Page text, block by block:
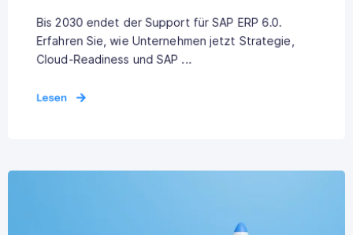
Bis 2030 endet der Support für SAP ERP 6.0.
Erfahren Sie, wie Unternehmen jetzt Strategie,
Cloud-Readiness und SAP ...
Lesen